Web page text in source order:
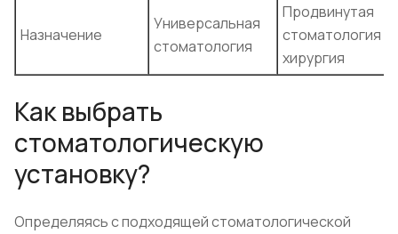
Назначение
Универсальная
стоматология
Продвинутая
стоматология и
хирургия
Как выбрать
стоматологическую
установку?
Определяясь с подходящей стоматологической